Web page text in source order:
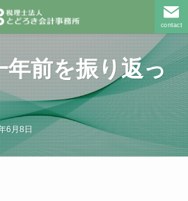
contact
前を振り返っ
6月8日